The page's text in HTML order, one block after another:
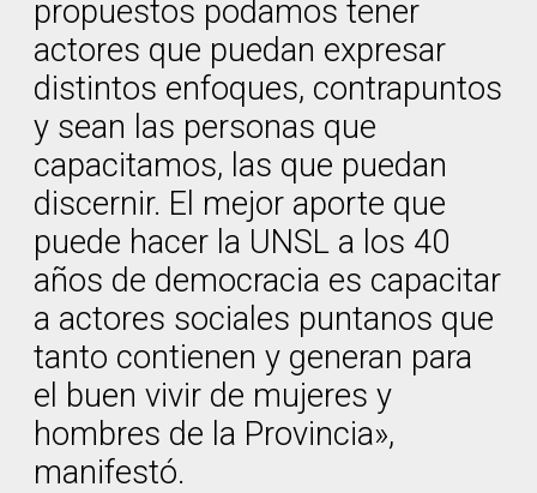
propuestos podamos tener
actores que puedan expresar
distintos enfoques, contrapuntos
y sean las personas que
capacitamos, las que puedan
discernir. El mejor aporte que
puede hacer la UNSL a los 40
años de democracia es capacitar
a actores sociales puntanos que
tanto contienen y generan para
el buen vivir de mujeres y
hombres de la Provincia»,
manifestó.